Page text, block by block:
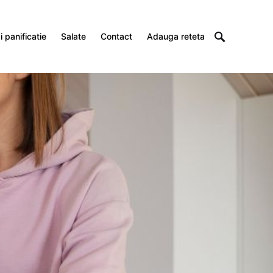
panificatie Salate Contact Adauga reteta